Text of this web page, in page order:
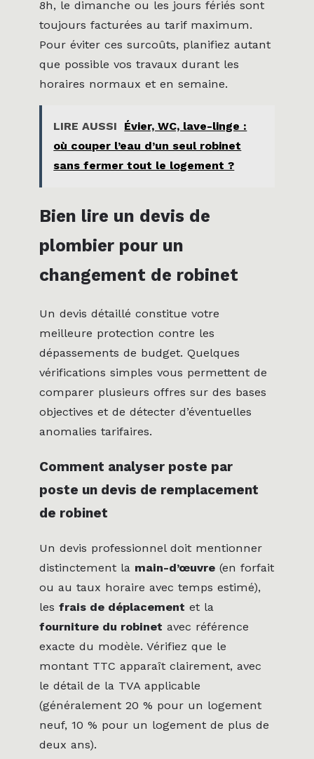
8h, le dimanche ou les jours fériés sont
toujours facturées au tarif maximum.
Pour éviter ces surcoûts, planifiez autant
que possible vos travaux durant les
horaires normaux et en semaine.
LIRE AUSSI
Évier, WC, lave-linge :
où couper l’eau d’un seul robinet
sans fermer tout le logement ?
Bien lire un devis de
plombier pour un
changement de robinet
Un devis détaillé constitue votre
meilleure protection contre les
dépassements de budget. Quelques
vérifications simples vous permettent de
comparer plusieurs offres sur des bases
objectives et de détecter d’éventuelles
anomalies tarifaires.
Comment analyser poste par
poste un devis de remplacement
de robinet
Un devis professionnel doit mentionner
distinctement la main-d’œuvre (en forfait
ou au taux horaire avec temps estimé),
les frais de déplacement et la
fourniture du robinet avec référence
exacte du modèle. Vérifiez que le
montant TTC apparaît clairement, avec
le détail de la TVA applicable
(généralement 20 % pour un logement
neuf, 10 % pour un logement de plus de
deux ans).